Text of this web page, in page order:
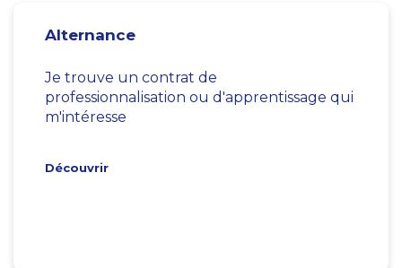
Alternance
Je trouve un contrat de
professionnalisation ou d'apprentissage qui
m'intéresse
Découvrir